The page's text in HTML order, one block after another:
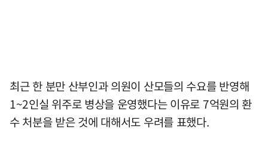
최근 한 분만 산부인과 의원이 산모들의 수요를 반영해
1~2인실 위주로 병상을 운영했다는 이유로 7억원의 환
수 처분을 받은 것에 대해서도 우려를 표했다.